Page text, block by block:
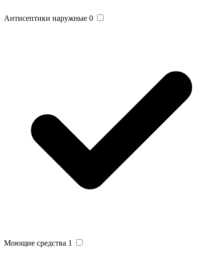
Антисептики наружные 0
Моющие средства 1